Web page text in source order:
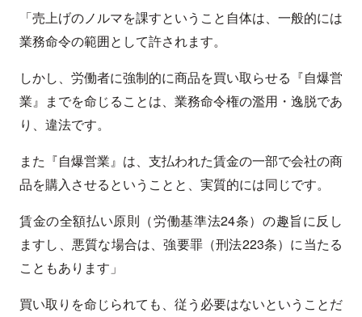
「売上げのノルマを課すということ自体は、一般的には
業務命令の範囲として許されます。
しかし、労働者に強制的に商品を買い取らせる『自爆営
業』までを命じることは、業務命令権の濫用・逸脱であ
り、違法です。
また『自爆営業』は、支払われた賃金の一部で会社の商
品を購入させるということと、実質的には同じです。
賃金の全額払い原則（労働基準法24条）の趣旨に反し
ますし、悪質な場合は、強要罪（刑法223条）に当たる
こともあります」
買い取りを命じられても、従う必要はないということだ